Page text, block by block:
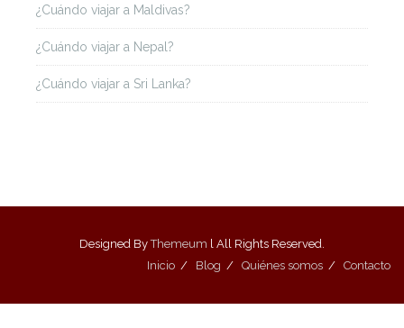
¿Cuándo viajar a Maldivas?
¿Cuándo viajar a Nepal?
¿Cuándo viajar a Sri Lanka?
Designed ByThemeum l All Rights Reserved.
Inicio
Blog Quiénes somos Contacto